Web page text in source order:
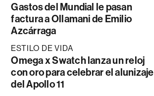
Gastos del Mundial le pasan
factura a Ollamani de Emilio
Azcárraga
ESTILO DE VIDA
Omega x Swatch lanza un reloj
con oro para celebrar el alunizaje
del Apollo 11